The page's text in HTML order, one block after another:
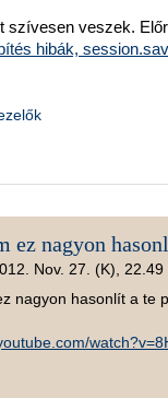
szívesen veszek.
hibák,
ez nagyon
Nov. 27. (K), 22.49
nagyon hasonlít a te